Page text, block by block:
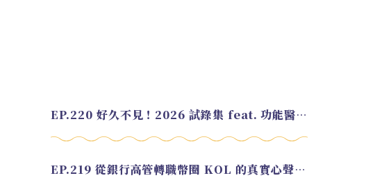
EP.220 好久不見！2026 試錄集 feat. 功能醫學營養師 美寶
EP.219 從銀行高管轉職幣圈 KOL 的真實心聲 feat.龜大